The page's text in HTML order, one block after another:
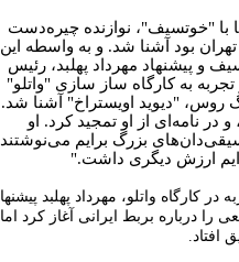
صبا با "خوتسیف"، نوازنده چیره‌دست
بود آشنا شد. و به واسطه این
به توصیه خوتسیف و پیشنهاد مهرداد پهلبد، رئیس
به کارگاه ساز سازی "واتلو"
روس، "دیوید اویستراخ" آشنا شد.
در نامه‌ای از او تمجید کرد. او
بزرگ برایم
ارزش دیگری داشت."
واتلو، مهرداد پهلبد
درباره بربط ایرانی آغاز کرد اما